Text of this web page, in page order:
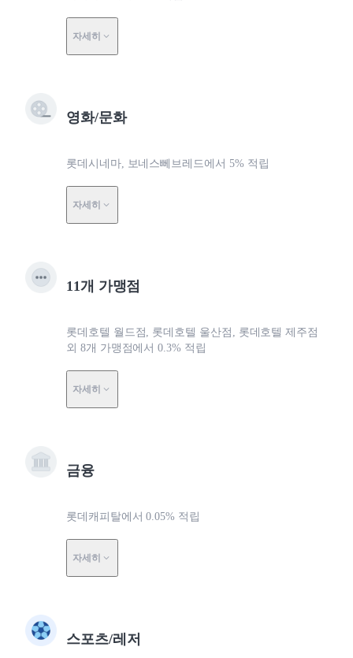
자세히
영화/문화
롯데시네마, 보네스뻬브레드에서 5% 적립
자세히
11개 가맹점
롯데호텔 월드점, 롯데호텔 울산점, 롯데호텔 제주점
외 8개 가맹점에서 0.3% 적립
자세히
금융
롯데캐피탈에서 0.05% 적립
자세히
스포츠/레저